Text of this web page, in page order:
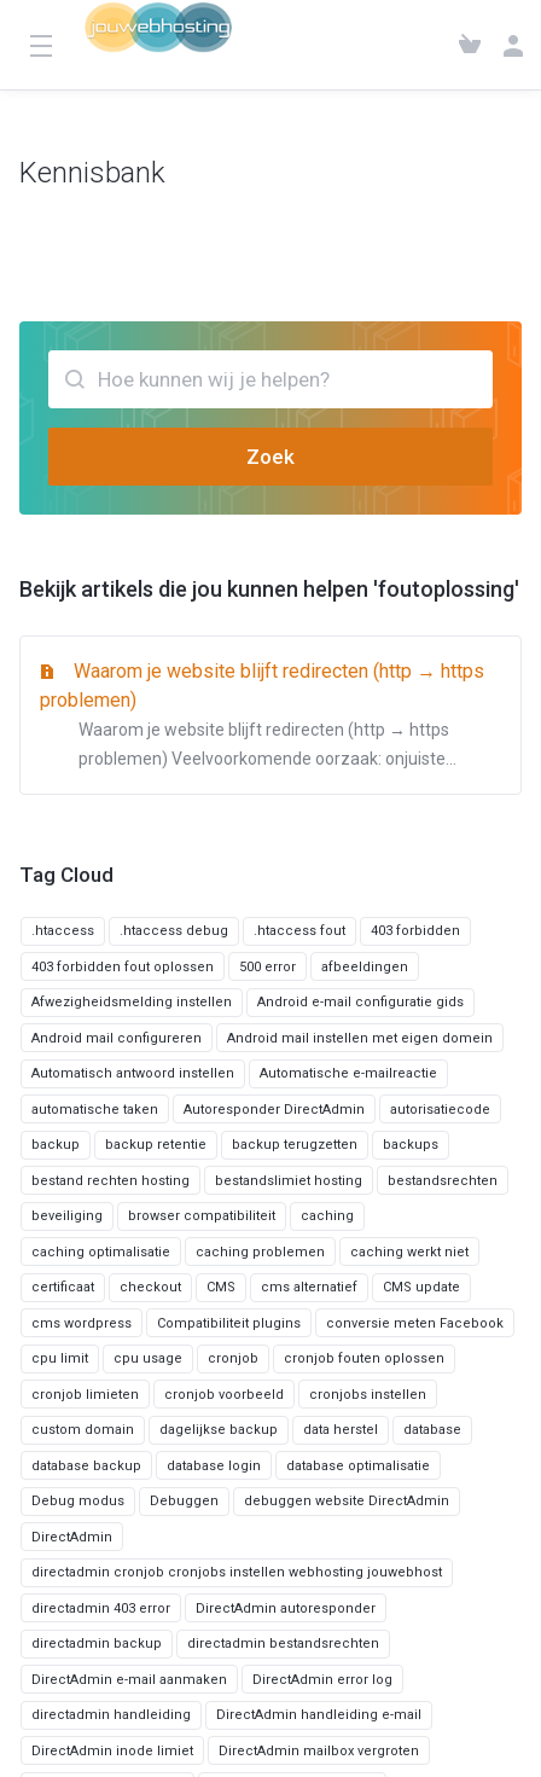
Kennisbank
Zoek
Bekijk artikels die jou kunnen helpen 'foutoplossing'
Waarom je website blijft redirecten (http → https
problemen)
Waarom je website blijft redirecten (http → https
problemen) Veelvoorkomende oorzaak: onjuiste...
Tag Cloud
.htaccess .htaccess debug .htaccess fout 403 forbidden
403 forbidden fout oplossen 500 error afbeeldingen
Afwezigheidsmelding instellen Android e-mail configuratie gids
Android mail configureren Android mail instellen met eigen domein
Automatisch antwoord instellen Automatische e-mailreactie
automatische taken Autoresponder DirectAdmin autorisatiecode
backup backup retentie backup terugzetten backups
bestand rechten hosting bestandslimiet hosting bestandsrechten
beveiliging browser compatibiliteit caching
caching optimalisatie caching problemen caching werkt niet
certificaat checkout CMS cms alternatief CMS update
cms wordpress Compatibiliteit plugins conversie meten Facebook
cpu limit cpu usage cronjob cronjob fouten oplossen
cronjob limieten cronjob voorbeeld cronjobs instellen
custom domain dagelijkse backup data herstel database
database backup database login database optimalisatie
Debug modus Debuggen debuggen website DirectAdmin
DirectAdmin
directadmin cronjob cronjobs instellen webhosting jouwebhost
directadmin 403 error DirectAdmin autoresponder
directadmin backup directadmin bestandsrechten
DirectAdmin e-mail aanmaken DirectAdmin error log
directadmin handleiding DirectAdmin handleiding e-mail
DirectAdmin inode limiet DirectAdmin mailbox vergroten